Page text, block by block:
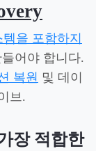
을 포함하지
어야 합니다.
복원 및 데이
브.
장 적합한